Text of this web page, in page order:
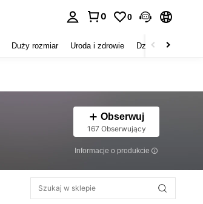
0 0
Duży rozmiar Uroda i zdrowie Dzieci
Obserwuj
167 Obserwujący
Informacje o produkcie